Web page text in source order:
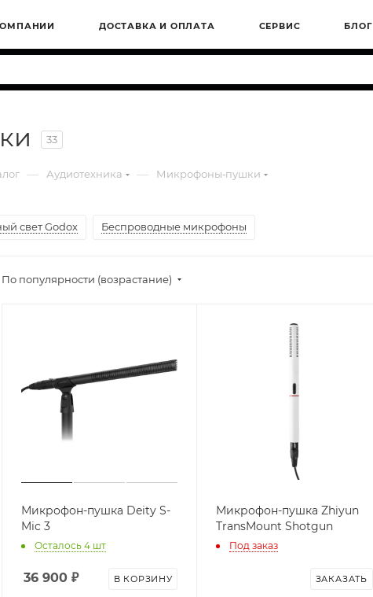
ДОСТАВКА И ОПЛАТА СЕРВИС БЛОГ
33
— Аудиотехника — Микрофоны‑пушки
свет Godox Беспроводные микрофоны
По популярности (возрастание)
Микрофон-пушка Deity S-
Mic 3
Осталось 4 шт
36 900 ₽ В КОРЗИНУ
Микрофон-пушка Zhiyun
TransMount Shotgun
Под заказ
ЗАКАЗАТЬ